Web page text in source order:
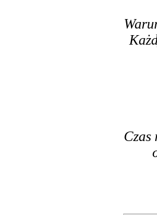
Czas